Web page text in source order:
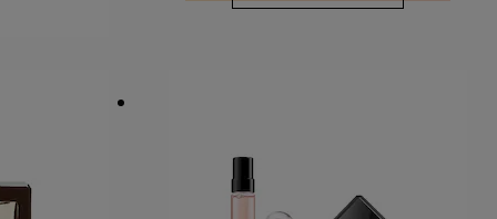
personnaliser vos choix concernant
Sephora pourra associer les
collectées ou générées lors
Voous pouvez à tout moment choisir